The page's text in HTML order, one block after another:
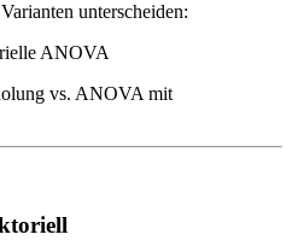
unterscheiden:
ANOVA
vs. ANOVA mit